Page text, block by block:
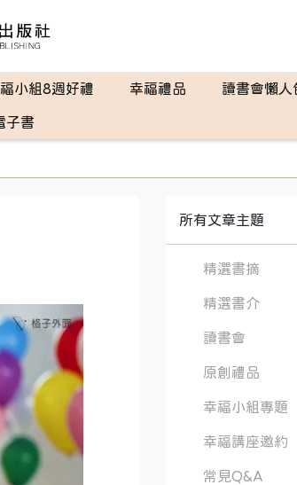
小組8週好禮 幸福禮品 讀書會懶人
子書
所有文章主題
精選書摘
精選書介
讀書會
原創禮品
幸福小組專題
幸福講座邀約
常見Q&A